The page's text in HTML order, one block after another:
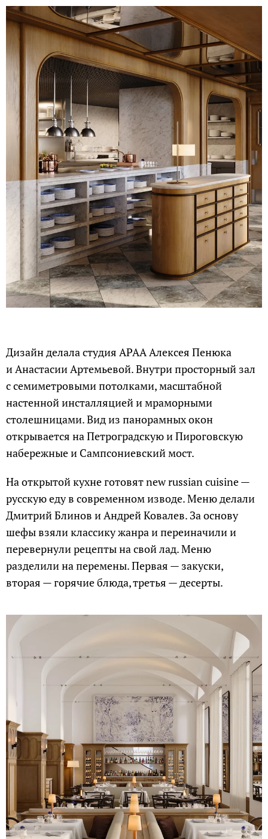
Дизайн делала студия APAA Алексея Пенюка
и Анастасии Артемьевой. Внутри просторный зал
с семиметровыми потолками, масштабной
настенной инсталляцией и мраморными
столешницами. Вид из панорамных окон
открывается на Петроградскую и Пироговскую
набережные и Сампсониевский мост.
На открытой кухне готовят new russian cuisine —
русскую еду в современном изводе. Меню делали
Дмитрий Блинов и Андрей Ковалев. За основу
шефы взяли классику жанра и переиначили и
перевернули рецепты на свой лад. Меню
разделили на перемены. Первая — закуски,
вторая — горячие блюда, третья — десерты.